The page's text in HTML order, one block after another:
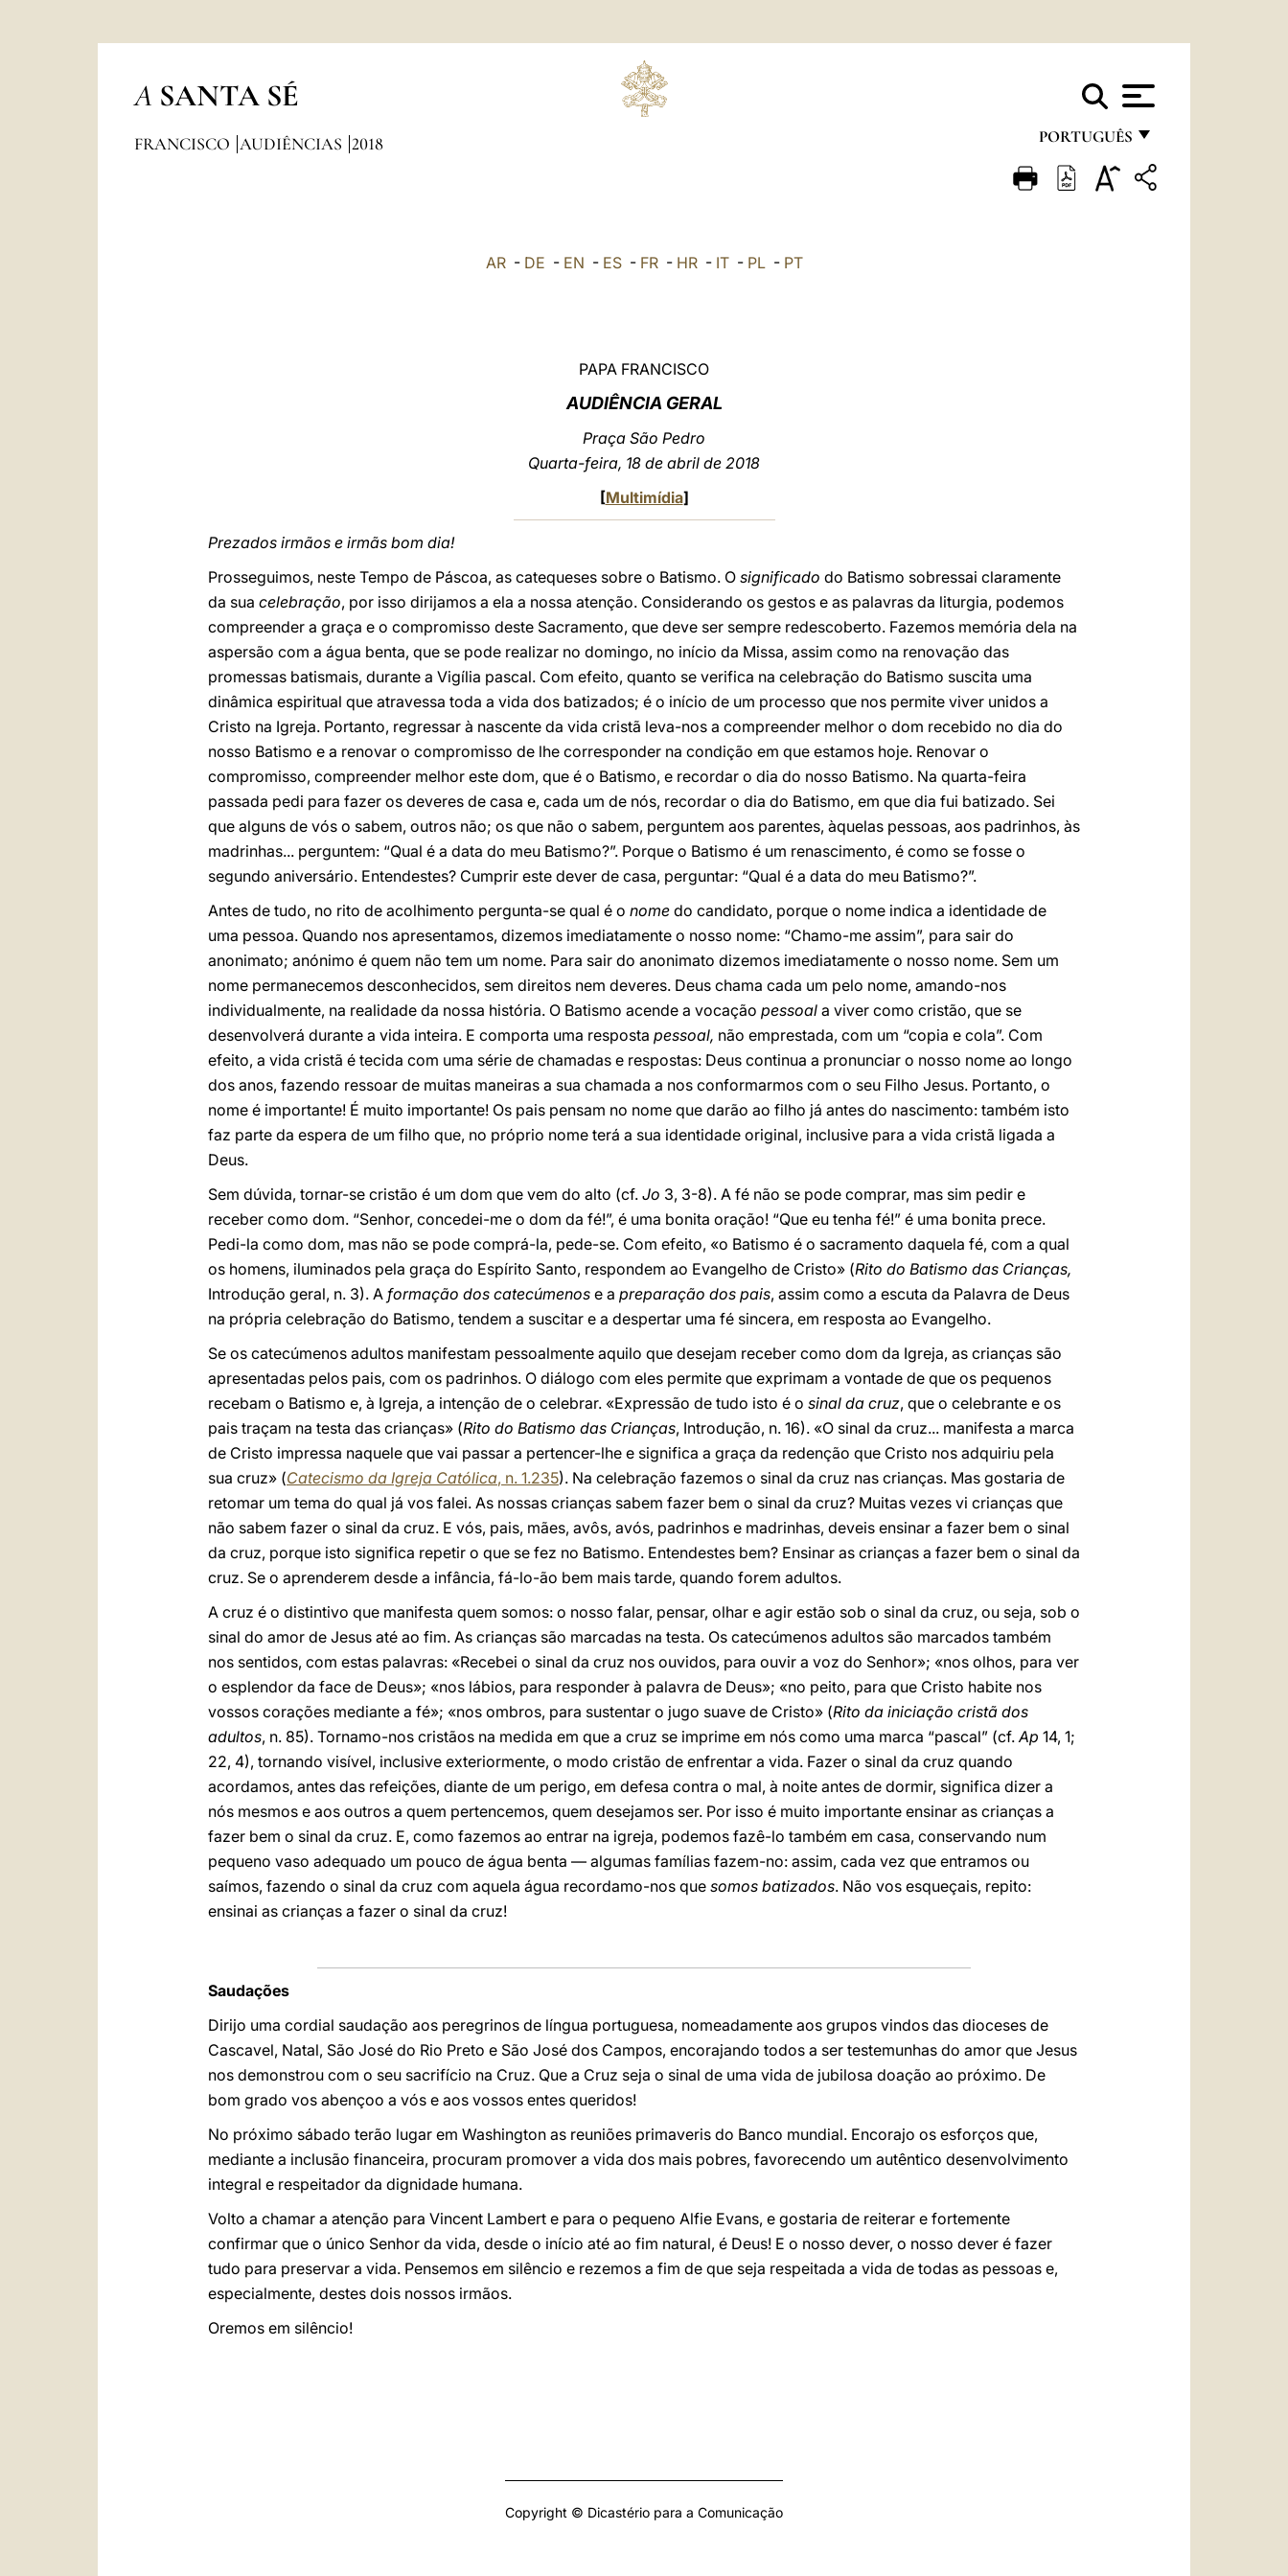
A SANTA SÉ
PORTUGUÊS
FRANÇAIS
FRANCISCO AUDIÊNCIAS 2018
AR- DE - EN - ES- FR- HR- IT- PL- PT
PAPA FRANCISCO
AUDIÊNCIA GERAL
Praça São Pedro
Quarta-feira, 18 de abril de 2018
[Multimídia]
Prezados irmãos e irmãs bom dia!
Prosseguimos, neste Tempo de Páscoa, as catequeses sobre o Batismo. O significado do Batismo sobressai claramente
da sua celebração, por isso dirijamos a ela a nossa atenção. Considerando os gestos e as palavras da liturgia, podemos
compreender a graça e o compromisso deste Sacramento, que deve ser sempre redescoberto. Fazemos memória dela na
aspersão com a água benta, que se pode realizar no domingo, no início da Missa, assim como na renovação das
promessas batismais, durante a Vigília pascal. Com efeito, quanto se verifica na celebração do Batismo suscita uma
dinâmica espiritual que atravessa toda a vida dos batizados; é o início de um processo que nos permite viver unidos a
Cristo na Igreja. Portanto, regressar à nascente da vida cristã leva-nos a compreender melhor o dom recebido no dia do
nosso Batismo e a renovar o compromisso de lhe corresponder na condição em que estamos hoje. Renovar o
compromisso, compreender melhor este dom, que é o Batismo, e recordar o dia do nosso Batismo. Na quarta-feira
passada pedi para fazer os deveres de casa e, cada um de nós, recordar o dia do Batismo, em que dia fui batizado. Sei
que alguns de vós o sabem, outros não; os que não o sabem, perguntem aos parentes, àquelas pessoas, aos padrinhos, às
madrinhas... perguntem: “Qual é a data do meu Batismo?”. Porque o Batismo é um renascimento, é como se fosse o
segundo aniversário. Entendestes? Cumprir este dever de casa, perguntar: “Qual é a data do meu Batismo?”.
Antes de tudo, no rito de acolhimento pergunta-se qual é o nome do candidato, porque o nome indica a identidade de
uma pessoa. Quando nos apresentamos, dizemos imediatamente o nosso nome: “Chamo-me assim”, para sair do
anonimato; anónimo é quem não tem um nome. Para sair do anonimato dizemos imediatamente o nosso nome. Sem um
nome permanecemos desconhecidos, sem direitos nem deveres. Deus chama cada um pelo nome, amando-nos
individualmente, na realidade da nossa história. O Batismo acende a vocação pessoal a viver como cristão, que se
desenvolverá durante a vida inteira. E comporta uma resposta pessoal, não emprestada, com um “copia e cola”. Com
efeito, a vida cristã é tecida com uma série de chamadas e respostas: Deus continua a pronunciar o nosso nome ao longo
dos anos, fazendo ressoar de muitas maneiras a sua chamada a nos conformarmos com o seu Filho Jesus. Portanto, o
nome é importante! É muito importante! Os pais pensam no nome que darão ao filho já antes do nascimento: também isto
faz parte da espera de um filho que, no próprio nome terá a sua identidade original, inclusive para a vida cristã ligada a
Deus.
Sem dúvida, tornar-se cristão é um dom que vem do alto (cf. Jo 3, 3-8). A fé não se pode comprar, mas sim pedir e
receber como dom. “Senhor, concedei-me o dom da fé!”, é uma bonita oração! “Que eu tenha fé!” é uma bonita prece.
Pedi-la como dom, mas não se pode comprá-la, pede-se. Com efeito, «o Batismo é o sacramento daquela fé, com a qual
os homens, iluminados pela graça do Espírito Santo, respondem ao Evangelho de Cristo» (Rito do Batismo das Crianças,
Introdução geral, n. 3). A formação dos catecúmenos e a preparação dos pais, assim como a escuta da Palavra de Deus
na própria celebração do Batismo, tendem a suscitar e a despertar uma fé sincera, em resposta ao Evangelho.
Se os catecúmenos adultos manifestam pessoalmente aquilo que desejam receber como dom da Igreja, as crianças são
apresentadas pelos pais, com os padrinhos. O diálogo com eles permite que exprimam a vontade de que os pequenos
recebam o Batismo e, à Igreja, a intenção de o celebrar. «Expressão de tudo isto é o sinal da cruz, que o celebrante e os
pais traçam na testa das crianças» (Rito do Batismo das Crianças, Introdução, n. 16). «O sinal da cruz... manifesta a marca
de Cristo impressa naquele que vai passar a pertencer-lhe e significa a graça da redenção que Cristo nos adquiriu pela
sua cruz» (Catecismo da Igreja Católica, n. 1.235). Na celebração fazemos o sinal da cruz nas crianças. Mas gostaria de
retomar um tema do qual já vos falei. As nossas crianças sabem fazer bem o sinal da cruz? Muitas vezes vi crianças que
não sabem fazer o sinal da cruz. E vós, pais, mães, avôs, avós, padrinhos e madrinhas, deveis ensinar a fazer bem o sinal
da cruz, porque isto significa repetir o que se fez no Batismo. Entendestes bem? Ensinar as crianças a fazer bem o sinal da
cruz. Se o aprenderem desde a infância, fá-lo-ão bem mais tarde, quando forem adultos.
A cruz é o distintivo que manifesta quem somos: o nosso falar, pensar, olhar e agir estão sob o sinal da cruz, ou seja, sob o
sinal do amor de Jesus até ao fim. As crianças são marcadas na testa. Os catecúmenos adultos são marcados também
nos sentidos, com estas palavras: «Recebei o sinal da cruz nos ouvidos, para ouvir a voz do Senhor»; «nos olhos, para ver
o esplendor da face de Deus»; «nos lábios, para responder à palavra de Deus»; «no peito, para que Cristo habite nos
vossos corações mediante a fé»; «nos ombros, para sustentar o jugo suave de Cristo» (Rito da iniciação cristã dos
adultos, n. 85). Tornamo-nos cristãos na medida em que a cruz se imprime em nós como uma marca “pascal” (cf.Ap 14, 1;
22, 4), tornando visível, inclusive exteriormente, o modo cristão de enfrentar a vida. Fazer o sinal da cruz quando
acordamos, antes das refeições, diante de um perigo, em defesa contra o mal, à noite antes de dormir, significa dizer a
nós mesmos e aos outros a quem pertencemos, quem desejamos ser. Por isso é muito importante ensinar as crianças a
fazer bem o sinal da cruz. E, como fazemos ao entrar na igreja, podemos fazê-lo também em casa, conservando num
pequeno vaso adequado um pouco de água benta — algumas famílias fazem-no: assim, cada vez que entramos ou
saímos, fazendo o sinal da cruz com aquela água recordamo-nos que somos batizados. Não vos esqueçais, repito:
ensinai as crianças a fazer o sinal da cruz!
Saudações
Dirijo uma cordial saudação aos peregrinos de língua portuguesa, nomeadamente aos grupos vindos das dioceses de
Cascavel, Natal, São José do Rio Preto e São José dos Campos, encorajando todos a ser testemunhas do amor que Jesus
nos demonstrou com o seu sacrifício na Cruz. Que a Cruz seja o sinal de uma vida de jubilosa doação ao próximo. De
bom grado vos abençoo a vós e aos vossos entes queridos!
No próximo sábado terão lugar em Washington as reuniões primaveris do Banco mundial. Encorajo os esforços que,
mediante a inclusão financeira, procuram promover a vida dos mais pobres, favorecendo um autêntico desenvolvimento
integral e respeitador da dignidade humana.
Volto a chamar a atenção para Vincent Lambert e para o pequeno Alfie Evans, e gostaria de reiterar e fortemente
confirmar que o único Senhor da vida, desde o início até ao fim natural, é Deus! E o nosso dever, o nosso dever é fazer
tudo para preservar a vida. Pensemos em silêncio e rezemos a fim de que seja respeitada a vida de todas as pessoas e,
especialmente, destes dois nossos irmãos.
Oremos em silêncio!
Copyright © Dicastério para a Comunicação